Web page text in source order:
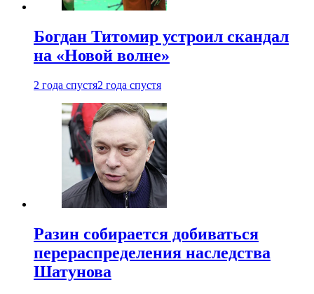
Богдан Титомир устроил скандал
на «Новой волне»
2 года спустя2 года спустя
Разин собирается добиваться
перераспределения наследства
Шатунова